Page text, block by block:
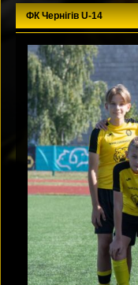
ФК Чернігів U-14